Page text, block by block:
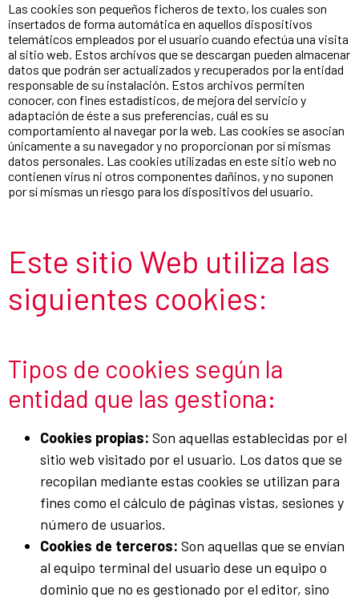
Las cookies son pequeños ficheros de texto, los cuales son
insertados de forma automática en aquellos dispositivos
telemáticos empleados por el usuario cuando efectúa una visita
al sitio web. Estos archivos que se descargan pueden almacenar
datos que podrán ser actualizados y recuperados por la entidad
responsable de su instalación. Estos archivos permiten
conocer, con fines estadísticos, de mejora del servicio y
adaptación de éste a sus preferencias, cuál es su
comportamiento al navegar por la web. Las cookies se asocian
únicamente a su navegador y no proporcionan por sí mismas
datos personales. Las cookies utilizadas en este sitio web no
contienen virus ni otros componentes dañinos, y no suponen
por sí mismas un riesgo para los dispositivos del usuario.
Este sitio Web utiliza las
siguientes cookies:
Tipos de cookies según la
entidad que las gestiona:
Cookies propias: Son aquellas establecidas por el
sitio web visitado por el usuario. Los datos que se
recopilan mediante estas cookies se utilizan para
fines como el cálculo de páginas vistas, sesiones y
número de usuarios.
Cookies de terceros: Son aquellas que se envían
al equipo terminal del usuario dese un equipo o
dominio que no es gestionado por el editor, sino